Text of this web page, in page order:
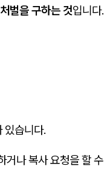
벌을 구하는 것입니다.
있습니다.
거나 복사 요청을 할 수